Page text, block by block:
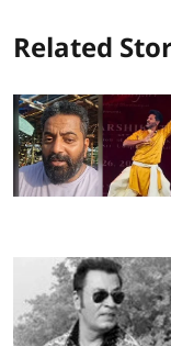
Related